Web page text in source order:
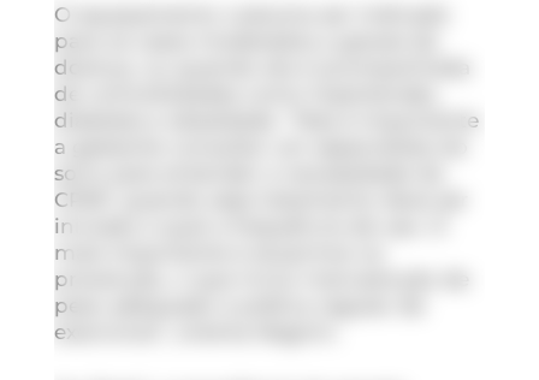
O equipamento costuma ser indicado
para os casos moderados a graves da
doença, ou quando ela é acompanhada
de comorbidades como hipertensão,
diabetes e obesidade. “Mas é importante
a gestante consultar um especialista do
sono para entender a necessidade do
CPAP, quando esse tratamento deve ser
iniciado e qual a frequência de uso. O
mais importante é atuarmos na
prevenção, o que inclui manutenção de
peso adequado e prática regular de
exercícios”, orienta Negrini.